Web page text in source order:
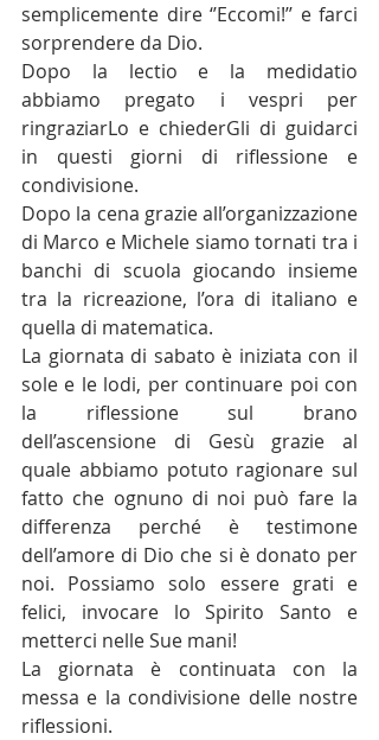
semplicemente dire ‘’Eccomi!’’ e farci
sorprendere da Dio.
Dopo la lectio e la medidatio
abbiamo pregato i vespri per
ringraziarLo e chiederGli di guidarci
in questi giorni di riflessione e
condivisione.
Dopo la cena grazie all’organizzazione
di Marco e Michele siamo tornati tra i
banchi di scuola giocando insieme
tra la ricreazione, l’ora di italiano e
quella di matematica.
La giornata di sabato è iniziata con il
sole e le lodi, per continuare poi con
la riflessione sul brano
dell’ascensione di Gesù grazie al
quale abbiamo potuto ragionare sul
fatto che ognuno di noi può fare la
differenza perché è testimone
dell’amore di Dio che si è donato per
noi. Possiamo solo essere grati e
felici, invocare lo Spirito Santo e
metterci nelle Sue mani!
La giornata è continuata con la
messa e la condivisione delle nostre
riflessioni.